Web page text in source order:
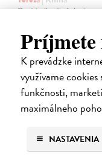
Príjmete
K prevádzke
využívame cookies
funkčnosti,
maximálneho
NASTAVENIA
Prvé jedlo dieťatka je
Čaká sa dotlač,
dotlače
16,48 €
16,99 € ?